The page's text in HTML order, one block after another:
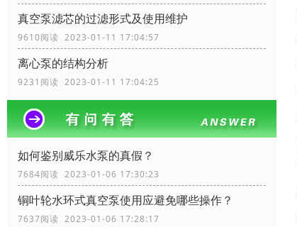
真空泵滤芯的过滤形式及使用维护
9610阅读 2023-01-11 17:04:57
离心泵的结构分析
9231阅读 2023-01-11 17:04:25
如何鉴别威乐水泵的真假？
7684阅读 2023-01-06 17:30:23
铜叶轮水环式真空泵使用应避免哪些操作？
7637阅读 2023-01-06 17:28:17